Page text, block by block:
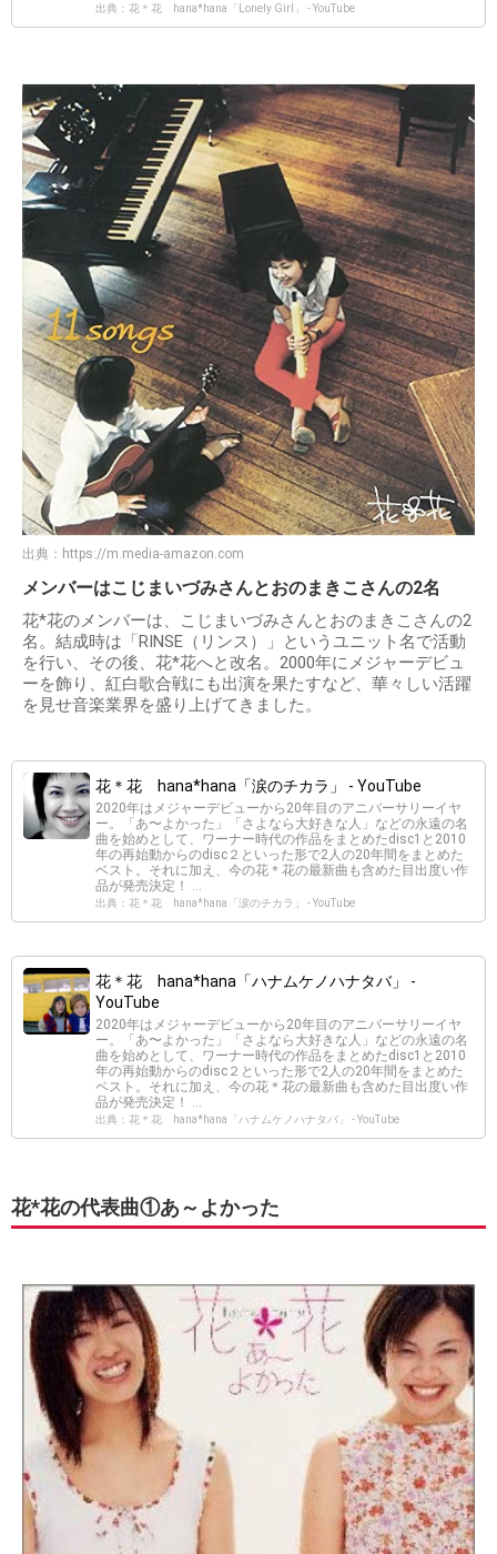
出典：花＊花 hana*hana「Lonely Girl」 - YouTube
出典： https://m.media-amazon.com
メンバーはこじまいづみさんとおのまきこさんの2名
花*花のメンバーは、こじまいづみさんとおのまきこさんの2
名。結成時は「RINSE（リンス）」というユニット名で活動
を行い、その後、花*花へと改名。2000年にメジャーデビュ
ーを飾り、紅白歌合戦にも出演を果たすなど、華々しい活躍
を見せ音楽業界を盛り上げてきました。
花＊花 hana*hana「涙のチカラ」 - YouTube
2020年はメジャーデビューから20年目のアニバーサリーイヤ
ー。「あ〜よかった」「さよなら大好きな人」などの永遠の名
曲を始めとして、ワーナー時代の作品をまとめたdisc1と2010
年の再始動からのdisc２といった形で2人の20年間をまとめた
ベスト。それに加え、今の花＊花の最新曲も含めた目出度い作
品が発売決定！ ...
出典：花＊花 hana*hana「涙のチカラ」 - YouTube
花＊花 hana*hana「ハナムケノハナタバ」 -
YouTube
2020年はメジャーデビューから20年目のアニバーサリーイヤ
ー。「あ〜よかった」「さよなら大好きな人」などの永遠の名
曲を始めとして、ワーナー時代の作品をまとめたdisc1と2010
年の再始動からのdisc２といった形で2人の20年間をまとめた
ベスト。それに加え、今の花＊花の最新曲も含めた目出度い作
品が発売決定！ ...
出典：花＊花 hana*hana「ハナムケノハナタバ」 - YouTube
花*花の代表曲①あ～よかった